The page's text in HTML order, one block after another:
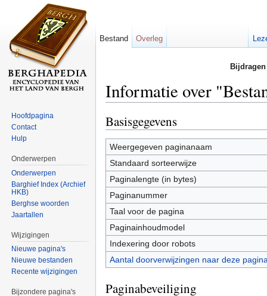
Informatie over
Basisgegevens
Weergegeven paginanaam
Standaard sorteerwijze
Paginalengte (in bytes)
Paginanummer
Taal voor de pagina
Paginainhoudmodel
Indexering door robots
Aantal doorverwijzingen naar deze
Paginabeveiliging
Bestand Overleg
Hoofdpagina
Contact
Hulp
Onderwerpen
Onderwerpen
Barghief Index (Archief
HKB)
Berghse woorden
Jaartallen
Wijzigingen
Nieuwe pagina's
Nieuwe bestanden
Recente wijzigingen
Bijzondere pagina's